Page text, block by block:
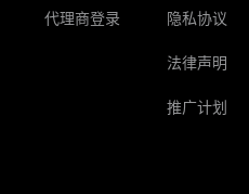
代理商登录 隐私协议
法律声明
推广计划